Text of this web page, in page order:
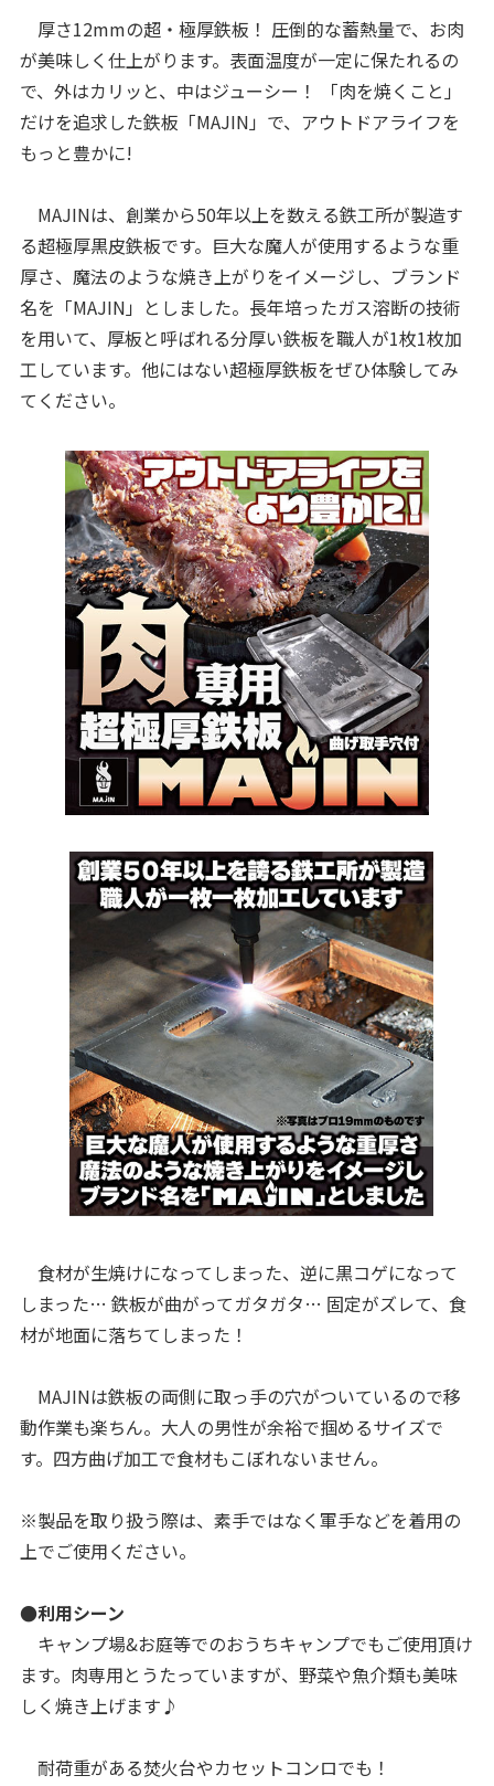
厚さ12mmの超・極厚鉄板！ 圧倒的な蓄熱量で、お肉
が美味しく仕上がります。表面温度が一定に保たれるの
で、外はカリッと、中はジューシー！ 「肉を焼くこと」
だけを追求した鉄板「MAJIN」で、アウトドアライフを
もっと豊かに!
MAJINは、創業から50年以上を数える鉄工所が製造す
る超極厚黒皮鉄板です。巨大な魔人が使用するような重
厚さ、魔法のような焼き上がりをイメージし、ブランド
名を「MAJIN」としました。長年培ったガス溶断の技術
を用いて、厚板と呼ばれる分厚い鉄板を職人が1枚1枚加
工しています。他にはない超極厚鉄板をぜひ体験してみ
てください。
食材が生焼けになってしまった、逆に黒コゲになって
しまった… 鉄板が曲がってガタガタ… 固定がズレて、食
材が地面に落ちてしまった！
MAJINは鉄板の両側に取っ手の穴がついているので移
動作業も楽ちん。大人の男性が余裕で掴めるサイズで
す。四方曲げ加工で食材もこぼれないません。
※製品を取り扱う際は、素手ではなく軍手などを着用の
上でご使用ください。
●利用シーン
キャンプ場&お庭等でのおうちキャンプでもご使用頂け
ます。肉専用とうたっていますが、野菜や魚介類も美味
しく焼き上げます♪
耐荷重がある焚火台やカセットコンロでも！